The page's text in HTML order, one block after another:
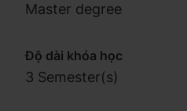
Master degree
Độ dài khóa học
3 Semester(s)